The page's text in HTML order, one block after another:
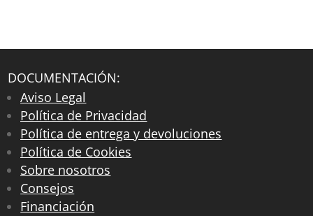
DOCUMENTACIÓN:
Aviso Legal
Política de Privacidad
Política de entrega y devoluciones
Política de Cookies
Sobre nosotros
Consejos
Financiación